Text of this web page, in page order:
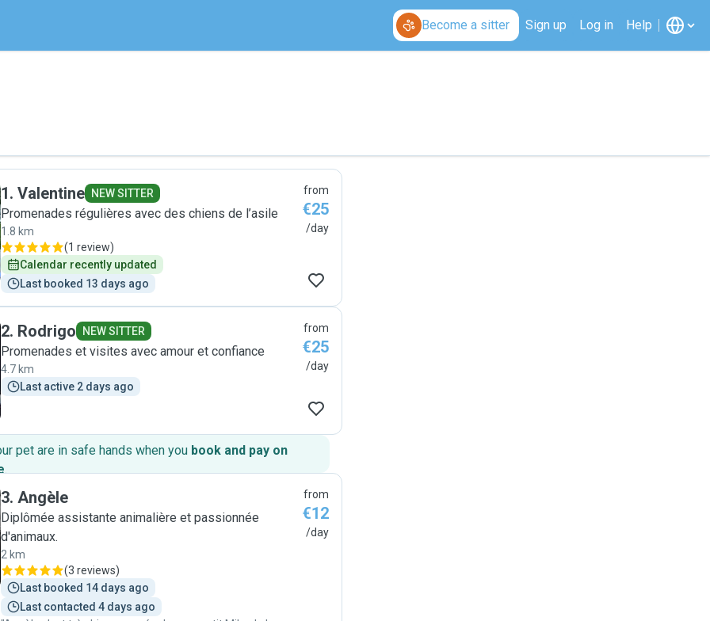
Become a sitter Sign up Log in Help
1. Valentine NEW SITTER
Promenades régulières avec des chiens de l’asile
1.8 km
(1 review)
Calendar recently updated
Last booked 13 days ago
from
€25
/day
2. Rodrigo NEW SITTER
Promenades et visites avec amour et confiance
4.7 km
Last active 2 days ago
from
€25
/day
pet are in safe hands when you book and pay on
.
3. Angèle
Diplômée assistante animalière et passionnée
d'animaux.
2 km
(3 reviews)
Last booked 14 days ago
Last contacted 4 days ago
from
€12
/day